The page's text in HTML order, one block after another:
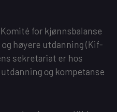
Komité for kjønnsbalanse
høyere utdanning(Kif-
sekretariat er hos
og kompetanse